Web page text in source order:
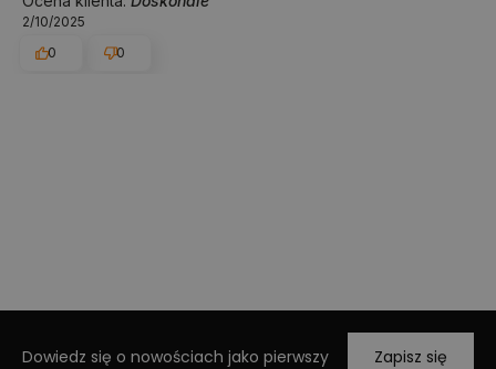
2/10/2025
0
0
Dowiedz się o nowościach jako pierwszy Zapisz się